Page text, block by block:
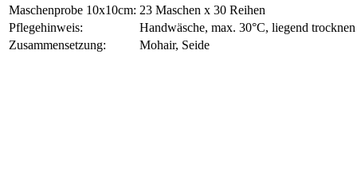
Maschenprobe 10x10cm: 23 Maschen x 30 Reihen
Pflegehinweis:
Handwäsche, max. 30°C, liegend trocknen
Zusammensetzung:
Mohair, Seide